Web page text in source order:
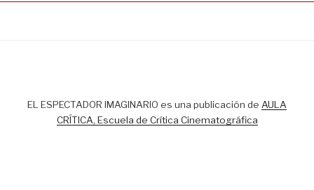
EL ESPECTADOR IMAGINARIO es una publicación de AULA
CRÍTICA, Escuela de Crítica Cinematográfica